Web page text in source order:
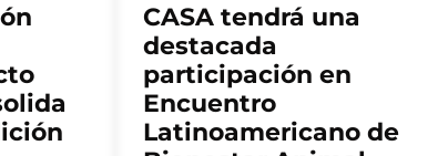
Sudvet incorpora a
nuevo gerente de salud
como parte de su
estrategia de
crecimiento